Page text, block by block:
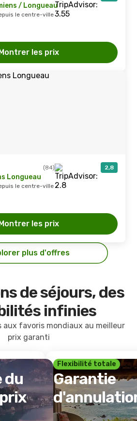
/ Longueau
le centre-ville
les prix
(84) 2,8
Longueau
le centre-ville
les prix
plus d'offres
de séjours, des
infinies
aux favoris mondiaux au meilleur
prix garanti
du
Flexibilité totale
Garantie